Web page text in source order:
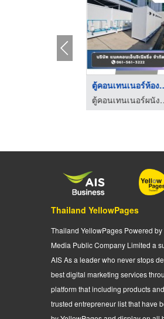
ตู้คอนเท
ตู้คอนเ
Thailand YellowPages
Thailand YellowPages Powered by
Media Public Company Limited a
AIS As a leader who never stops
best digital marketing services
platform that including products
trusted entrepreneur list that have